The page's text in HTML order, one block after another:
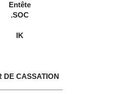
Entête
SOC.
IK
DE CASSATION